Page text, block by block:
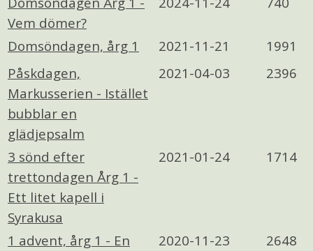
Vem dömer?
Domsöndagen, årg 1 2021-11-21
1991
Påskdagen,
Markusserien - Istället
bubblar en
glädjepsalm
2021-04-03 2396
3 sönd efter
trettondagen Årg 1 -
Ett litet kapell i
Syrakusa
2021-01-24 1714
1 advent, årg 1 - En
2020-11-23 2648